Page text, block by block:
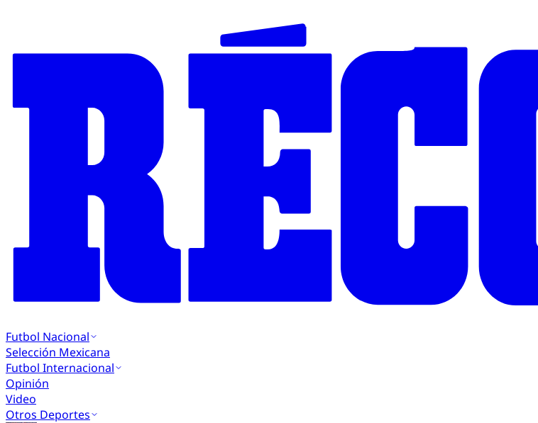
Futbol Nacional
Selección Mexicana
Futbol Internacional
Opinión
Video
Otros Deportes